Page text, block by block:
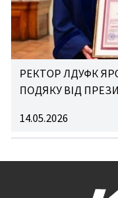
РЕКТОР ЛДУФК
ПОДЯКУ ВІД
14.05.2026